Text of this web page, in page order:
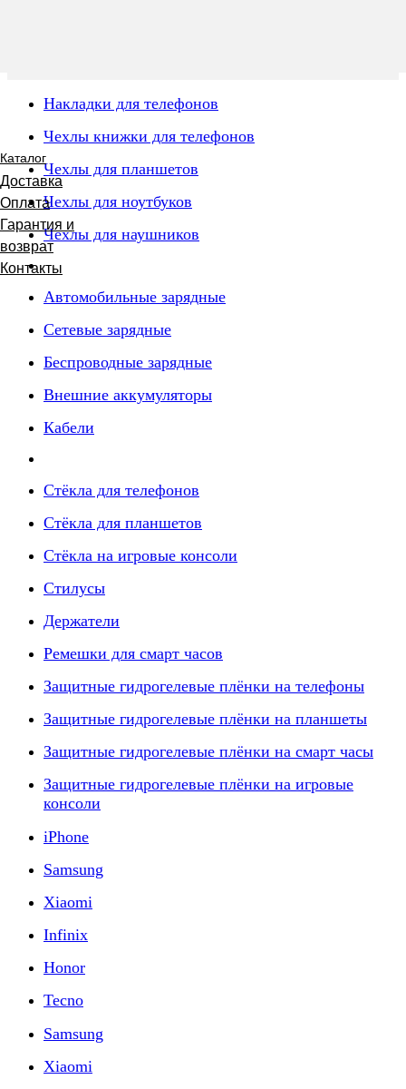
Каталог
Доставка
Оплата
Гарантия и
возврат
Контакты
Накладки для телефонов
Чехлы книжки для телефонов
Чехлы для планшетов
Чехлы для ноутбуков
Чехлы для наушников
Автомобильные зарядные
Сетевые зарядные
Беспроводные зарядные
Внешние аккумуляторы
Кабели
Стёкла для телефонов
Стёкла для планшетов
Стёкла на игровые консоли
Стилусы
Держатели
Ремешки для смарт часов
Защитные гидрогелевые плёнки на телефоны
Защитные гидрогелевые плёнки на планшеты
Защитные гидрогелевые плёнки на смарт часы
Защитные гидрогелевые плёнки на игровые
консоли
iPhone
Samsung
Xiaomi
Infinix
Honor
Tecno
Samsung
Xiaomi